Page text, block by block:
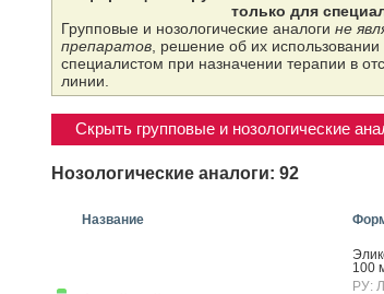
только для
Групповые и нозологические аналоги не
препаратов, решение об их
специалистом при назначении терапии в
линии.
Скрыть групповые и нозологические
Нозологические аналоги: 92
Название
100
РУ: